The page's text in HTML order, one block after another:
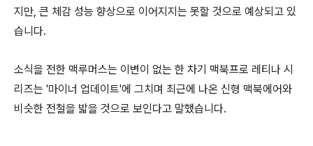
지만, 큰 체감 성능 향상으로 이어지지는 못할 것으로 예상되고 있
습니다.
소식을 전한 맥루머스는 이변이 없는 한 차기 맥북프로 레티나 시
리즈는 '마이너 업데이트'에 그치며 최근에 나온 신형 맥북에어와
비슷한 전철을 밟을 것으로 보인다고 말했습니다.